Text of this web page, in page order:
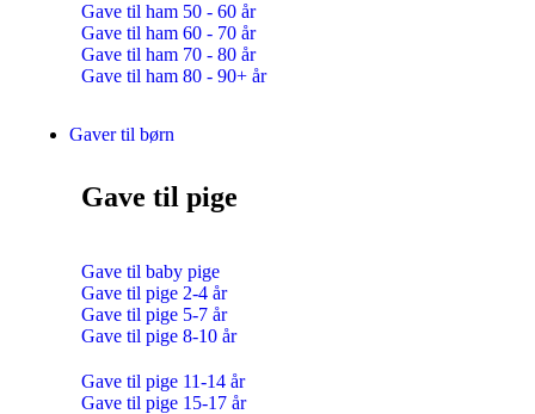
Gave til ham 50 - 60 år
Gave til ham 60 - 70 år
Gave til ham 70 - 80 år
Gave til ham 80 - 90+ år
Gaver til børn
Gave til pige
Gave til baby pige
Gave til pige 2-4 år
Gave til pige 5-7 år
Gave til pige 8-10 år
Gave til pige 11-14 år
Gave til pige 15-17 år